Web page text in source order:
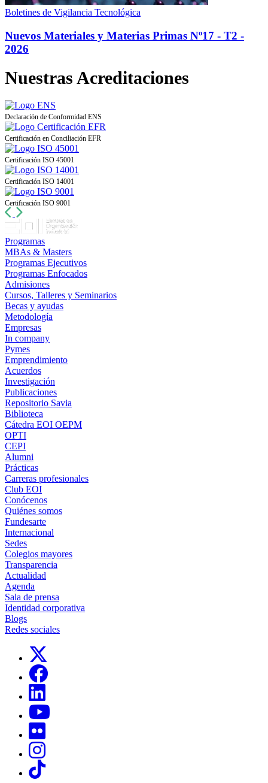
Boletines de Vigilancia Tecnológica
Nuevos Materiales y Materias Primas Nº17 - T2 -
2026
Nuestras Acreditaciones
Declaración de Conformidad ENS
Certificación en Conciliación EFR
Certificación ISO 45001
Certificación ISO 14001
Certificación ISO 9001
Anterior
Siguiente
Programas
MBAs & Masters
Programas Ejecutivos
Programas Enfocados
Admisiones
Cursos, Talleres y Seminarios
Becas y ayudas
Metodología
Empresas
In company
Pymes
Emprendimiento
Acuerdos
Investigación
Publicaciones
Repositorio Savia
Biblioteca
Cátedra EOI OEPM
OPTI
CEPI
Alumni
Prácticas
Carreras profesionales
Club EOI
Conócenos
Quiénes somos
Fundesarte
Internacional
Sedes
Colegios mayores
Transparencia
Actualidad
Agenda
Sala de prensa
Identidad corporativa
Blogs
Redes sociales
Links, Opens in this window
Links, Opens in this window
Links, Opens in this window
Links, Opens in this window
Links, Opens in this window